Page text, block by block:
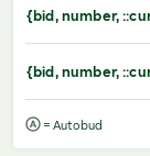
{bid, number,
{bid, number,
= Autobud